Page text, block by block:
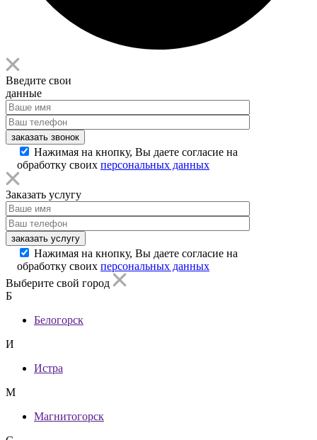
Введите свои
данные
заказать звонок
Нажимая на кнопку, Вы даете согласие на
обработку своих персональных данных
Заказать услугу
заказать услугу
Нажимая на кнопку, Вы даете согласие на
обработку своих персональных данных
Выберите свой город
Б
Белогорск
И
Истра
М
Магнитогорск